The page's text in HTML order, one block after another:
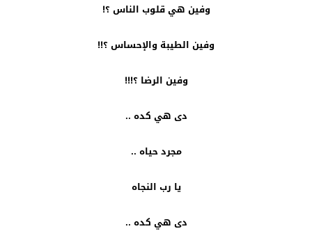
وفين هي قلوب الناس ؟!
وفين الطيبة والإحساس ؟!!
وفين الرضا ؟!!!
دى هي كده ..
مجرد حياه ..
يا رب النجاه
دى هي كده ..